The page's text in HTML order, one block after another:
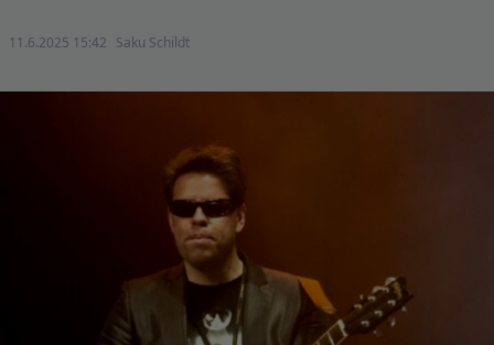
11.6.2025 15:42 Saku Schildt